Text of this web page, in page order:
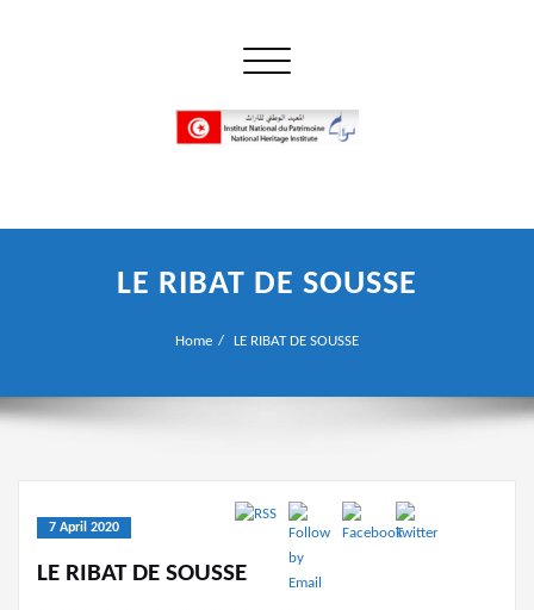
Toggle navigation
LE RIBAT DE SOUSSE
Home LE RIBAT DE SOUSSE
7 April 2020
LE RIBAT DE SOUSSE